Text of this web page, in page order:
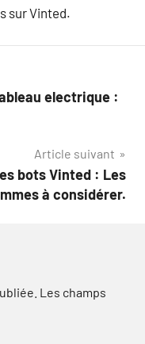
sur Vinted.
electrique :
Article suivant
bots Vinted : Les
à considérer.
Les champs